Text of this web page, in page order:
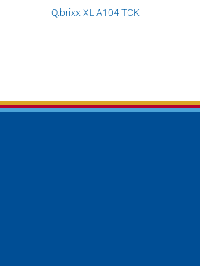
Q.brixx XL A104 TCK